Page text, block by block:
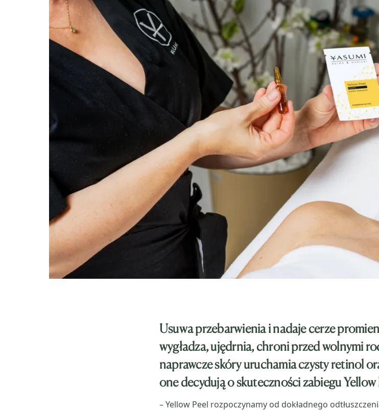
Usuwa przebarwienia i nadaje cerze
wygładza, ujędrnia, chroni przed wolnymi
naprawcze skóry uruchamia czysty retinol
one decydują o skuteczności zabiegu Yellow
– Yellow Peel rozpoczynamy od dokładnego